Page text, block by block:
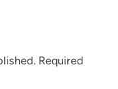
Required